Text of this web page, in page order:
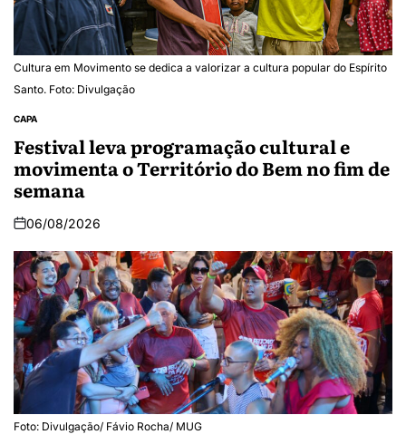
Cultura em Movimento se dedica a valorizar a cultura popular do Espírito
Santo. Foto: Divulgação
CAPA
Festival leva programação cultural e
movimenta o Território do Bem no fim de
semana
06/08/2026
Foto: Divulgação/ Fávio Rocha/ MUG